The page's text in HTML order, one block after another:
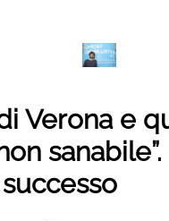
Verona e